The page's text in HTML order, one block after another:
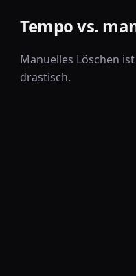
Tempo vs.
Manuelles Löschen
drastisch.